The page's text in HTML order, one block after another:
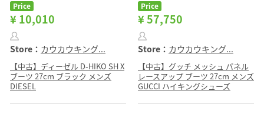
Price
¥ 10,010
Store： カウカウキング...
【中古】ディーゼル D-HIKO SH X
ブーツ 27cm ブラック メンズ
DIESEL
Price
¥ 57,750
Store： カウカウキング...
【中古】グッチ メッシュ パネル
レースアップ ブーツ 27cm メンズ
GUCCI ハイキングシューズ